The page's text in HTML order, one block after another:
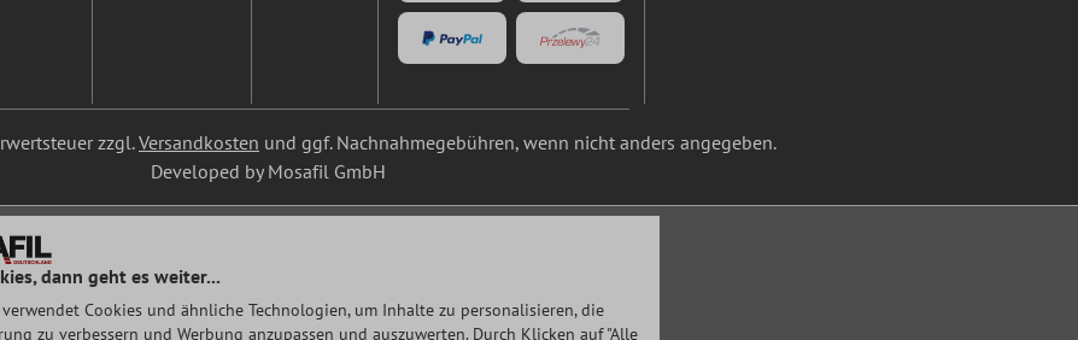
zzgl.Versandkosten und ggf. Nachnahmegebühren, wenn nicht anders angegeben.
Developed by Mosafil GmbH
dann geht es weiter...
verwendet Cookies und ähnliche Technologien, um Inhalte zu personalisieren, die
zu verbessern und Werbung anzupassen und auszuwerten. Durch Klicken auf "Alle